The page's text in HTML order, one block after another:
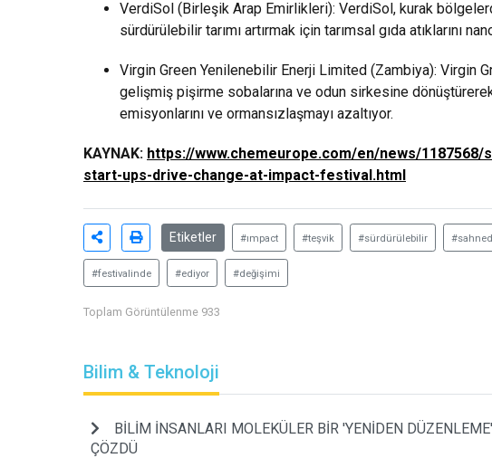
VerdiSol (Birleşik Arap Emirlikleri): VerdiSol, kurak
sürdürülebilir tarımı artırmak için tarımsal gıda atıklarını
Virgin Green Yenilenebilir Enerji Limited (Zambiya): Virgin
gelişmiş pişirme sobalarına ve odun sirkesine
emisyonlarını ve ormansızlaşmayı azaltıyor.
KAYNAK: https://www.chemeurope.com/en/news/
start-ups-drive-change-at-impact-festival.html
Etiketler #ımpact #teşvik #sürdürülebilir
#festivalinde #ediyor #değişimi
Toplam Görüntülenme 933
Bilim & Teknoloji
BİLİM İNSANLARI MOLEKÜLER BİR 'YENİDEN
ÇÖZDÜ